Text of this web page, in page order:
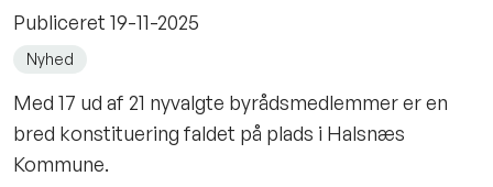
Publiceret 19-11-2025
Nyhed
Med 17 ud af 21 nyvalgte byrådsmedlemmer er en
bred konstituering faldet på plads i Halsnæs
Kommune.